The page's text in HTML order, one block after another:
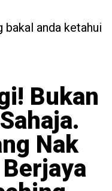
bakal anda ketahui
Bukan
Nak